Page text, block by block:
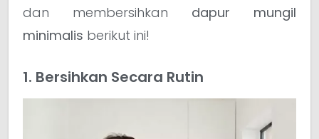
dan membersihkan dapur mungil
minimalis berikut ini!
1. Bersihkan Secara Rutin